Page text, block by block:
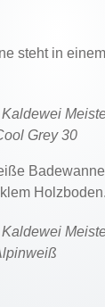
Kaldewei
Grey 30